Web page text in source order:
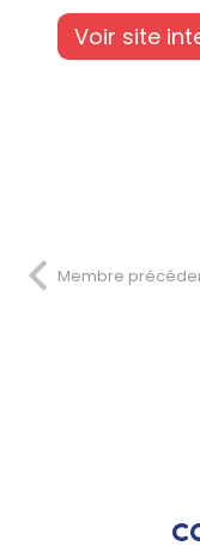
Voir site
Membre